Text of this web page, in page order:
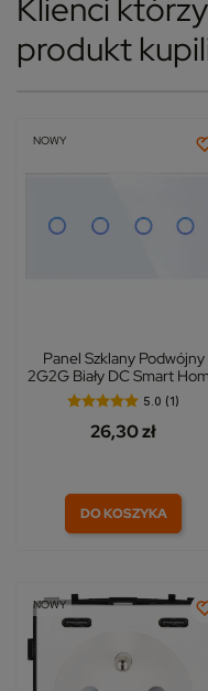
Klienci
produkt
NOWY
Panel Szklany Podwójny
2G2G Biały DC Smart
5.0 (1)
26,30 zł
DO KOSZYKA
NOWY